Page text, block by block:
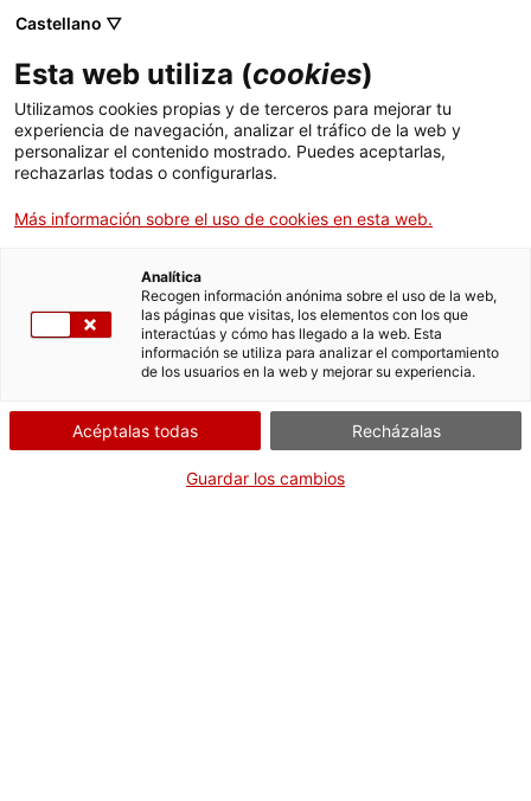
Skip to main content
de Catalunya
Buscar por palabra clave
Castellano ▽
Esta web utiliza (cookies)
Utilizamos cookies propias y de terceros para mejorar tu
experiencia de navegación, analizar el tráfico de la web y
personalizar el contenido mostrado. Puedes aceptarlas,
rechazarlas todas o configurarlas.
Más información sobre el uso de cookies en esta web.
Analítica
Recogen información anónima sobre el uso de la web,
las páginas que visitas, los elementos con los que
interactúas y cómo has llegado a la web. Esta
información se utiliza para analizar el comportamiento
de los usuarios en la web y mejorar su experiencia.
Acéptalas todas Recházalas
Guardar los cambios